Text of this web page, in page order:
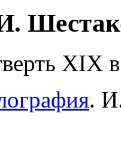
ХIХ в
.